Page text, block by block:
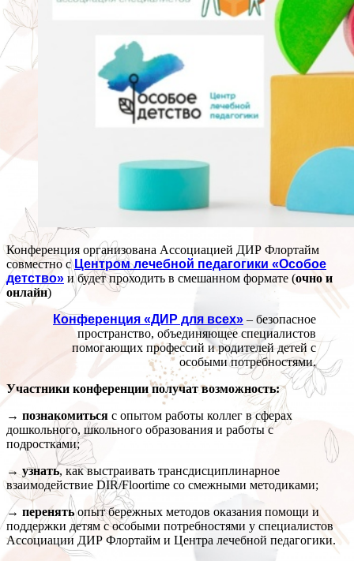
Конференция организована Ассоциацией ДИР Флортайм
совместно сЦентром лечебной педагогики «Особое
детство» и будет проходить в смешанном формате (очно и
онлайн)
Конференция «ДИР для всех» – безопасное
пространство, объединяющее специалистов
помогающих профессий и родителей детей с
особыми потребностями.
Участники конференции получат возможность:
→ познакомиться с опытом работы коллег в сферах
дошкольного, школьного образования и работы с
подростками;
→ узнать, как выстраивать трансдисциплинарное
взаимодействие DIR/Floortime со смежными методиками;
→ перенятьопыт бережных методов оказания помощи и
поддержки детям с особыми потребностями у специалистов
Ассоциации ДИР Флортайм и Центра лечебной педагогики.